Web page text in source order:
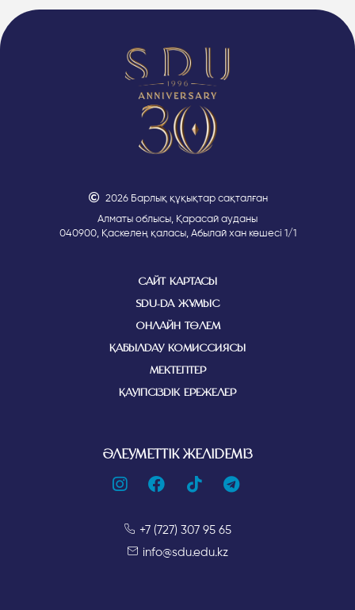
2026 Барлық құқықтар сақталған
Алматы облысы, Қарасай ауданы
040900, Қаскелең қаласы, Абылай хан көшесі 1/1
САЙТ КАРТАСЫ
SDU-ДА ЖҰМЫС
ОНЛАЙН ТӨЛЕМ
ҚАБЫЛДАУ КОМИССИЯСЫ
МЕКТЕПТЕР
ҚАУІПСІЗДІК ЕРЕЖЕЛЕР
ӘЛЕУМЕТТІК ЖЕЛІДЕМІЗ
+7 (727) 307 95 65
info@sdu.edu.kz